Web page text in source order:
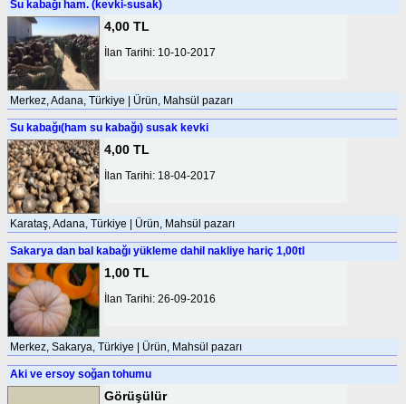
Su kabağı ham. (kevki-susak)
4,00 TL
İlan Tarihi: 10-10-2017
Merkez, Adana, Türkiye | Ürün, Mahsül pazarı
Su kabağı(ham su kabağı) susak kevki
4,00 TL
İlan Tarihi: 18-04-2017
Karataş, Adana, Türkiye | Ürün, Mahsül pazarı
Sakarya dan bal kabağı yükleme dahil nakliye hariç 1,00tl
1,00 TL
İlan Tarihi: 26-09-2016
Merkez, Sakarya, Türkiye | Ürün, Mahsül pazarı
Aki ve ersoy soğan tohumu
Görüşülür